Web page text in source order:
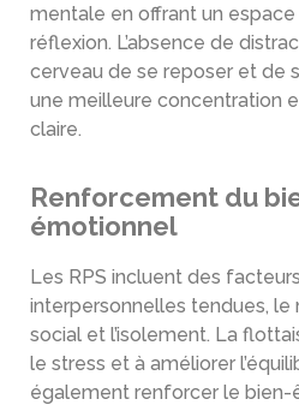
mentale en offrant un
réflexion. L’absence de
cerveau de se reposer et de
une meilleure concentration
claire.
Renforcement du
émotionnel
Les RPS incluent des
interpersonnelles tendues, le
social et l’isolement. La
le stress et à améliorer
également renforcer le bien-